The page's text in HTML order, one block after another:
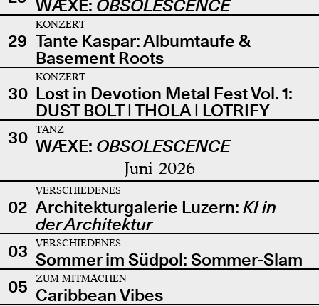
WÆXE: OBSOLESCENCE
29
KONZERT
Tante Kaspar: Albumtaufe &
Basement Roots
30
KONZERT
Lost in Devotion Metal Fest Vol. 1:
DUST BOLT | THOLA | LOTRIFY
30
TANZ
WÆXE: OBSOLESCENCE
Juni 2026
02
VERSCHIEDENES
Architekturgalerie Luzern: KI in
der Architektur
03
VERSCHIEDENES
Sommer im Südpol: Sommer-Slam
05
ZUM MITMACHEN
Caribbean Vibes